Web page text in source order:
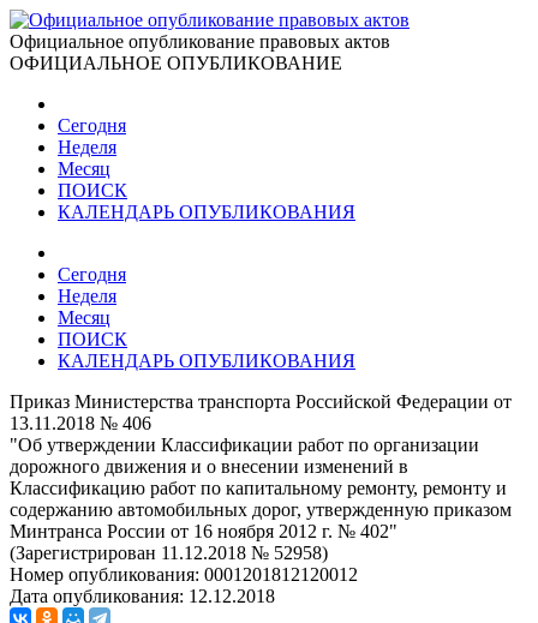
Официальное опубликование правовых актов
ОФИЦИАЛЬНОЕ ОПУБЛИКОВАНИЕ
Сегодня
Неделя
Месяц
ПОИСК
КАЛЕНДАРЬ ОПУБЛИКОВАНИЯ
Сегодня
Неделя
Месяц
ПОИСК
КАЛЕНДАРЬ ОПУБЛИКОВАНИЯ
Приказ Министерства транспорта Российской Федерации от
13.11.2018 № 406
"Об утверждении Классификации работ по организации
дорожного движения и о внесении изменений в
Классификацию работ по капитальному ремонту, ремонту и
содержанию автомобильных дорог, утвержденную приказом
Минтранса России от 16 ноября 2012 г. № 402"
(Зарегистрирован 11.12.2018 № 52958)
Номер опубликования: 0001201812120012
Дата опубликования: 12.12.2018